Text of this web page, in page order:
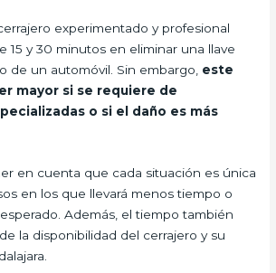
experimentado y profesional
15 y 30 minutos en eliminar una llave
de un automóvil. Sin embargo, este
mayor si se requiere de
o si el daño es más
en cuenta que cada situación es única
en los que llevará menos tiempo o
Además, el tiempo también
la disponibilidad del cerrajero y su